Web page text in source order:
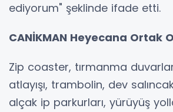
ediyorum" şeklinde ifade etti.
CANİKMAN Heyecana Ortak
Zip coaster, tırmanma
atlayışı, trambolin, dev
alçak ip parkurları, yürüyüş